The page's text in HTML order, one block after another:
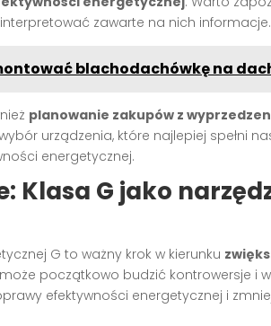
zawarte na nich informacje.
blachodachówkę na
planowanie zakupów z
urządzenia, które najlepiej spełni
energetycznej.
Klasa G jako
G to ważny krok w kierunku
początkowo budzić kontrowersje i
efektywności energetycznej i